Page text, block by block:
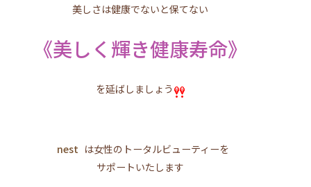
美しさは健康でないと保てない
《美しく輝き健康寿命》
を延ばしましょう
nest は女性のトータルビューティーを
サポートいたします